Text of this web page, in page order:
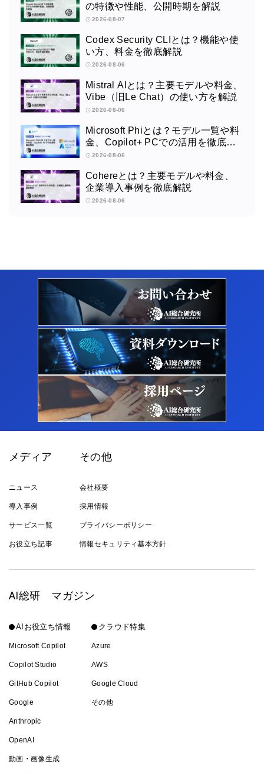
の特徴や性能、公開時期を解説
2026-08-07
Codex Security CLIとは？機能や使
い方、料金を徹底解説
2026-08-06
Mistral AIとは？主要モデルや料金、
Vibe（旧Le Chat）の使い方を解説
2026-08-06
Microsoft Phiとは？モデル一覧や料
金、Copilot+ PCでの活用を徹底解
説2026-08-06
Cohereとは？主要モデルや料金、
企業導入事例を徹底解説
2026-08-06
メディア
ニュース
導入事例
サービス一覧
お役立ち記事
その他
会社概要
採用情報
プライバシーポリシー
情報セキュリティ基本方針
AI総研 マガジン
AIお役立ち情報
Microsoft Copilot
Copilot Studio
GitHub Copilot
Google
Anthropic
OpenAI
動画・画像生成
クラウド特集
Azure
AWS
Google Cloud
その他